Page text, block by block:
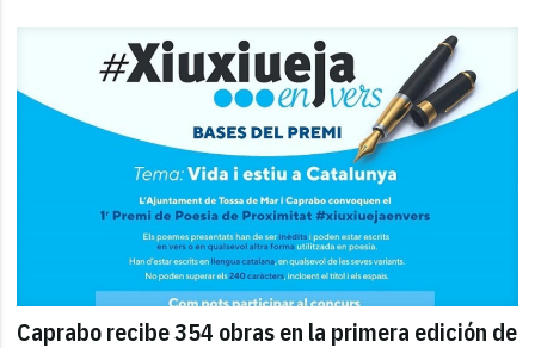
Caprabo recibe 354 obras en la primera edición de